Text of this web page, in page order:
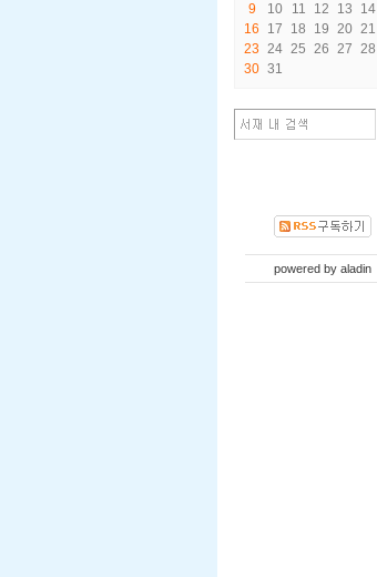
9
10 11 12 13 14
16
17 18 19 20 21
23 24 25 26 27 28
30 31
powered by aladin